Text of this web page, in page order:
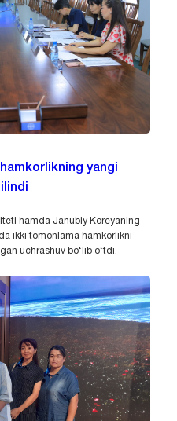
yangi
hamda Janubiy Koreyaning
ikki tomonlama hamkorlikni
uchrashuv bo‘lib o‘tdi.